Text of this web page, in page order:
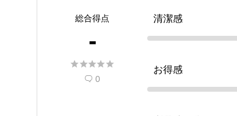
総合得点
-

 0
清潔感
お得感